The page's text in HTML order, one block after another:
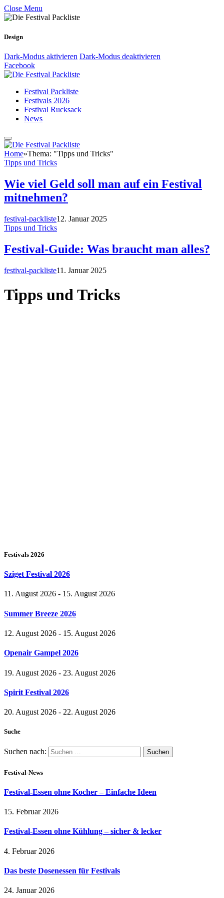
Close Menu
Design
Dark-Modus aktivieren Dark-Modus deaktivieren
Facebook
Festival Packliste
Festivals 2026
Festival Rucksack
News
Home»Thema: "Tipps und Tricks"
Tipps und Tricks
Wie viel Geld soll man auf ein Festival
mitnehmen?
festival-packliste12. Januar 2025
Tipps und Tricks
Festival-Guide: Was braucht man alles?
festival-packliste11. Januar 2025
Tipps und Tricks
Festivals 2026
Sziget Festival 2026
11. August 2026 - 15. August 2026
Summer Breeze 2026
12. August 2026 - 15. August 2026
Openair Gampel 2026
19. August 2026 - 23. August 2026
Spirit Festival 2026
20. August 2026 - 22. August 2026
Suche
Suchen nach:
Festival-News
Festival-Essen ohne Kocher – Einfache Ideen
15. Februar 2026
Festival-Essen ohne Kühlung – sicher & lecker
4. Februar 2026
Das beste Dosenessen für Festivals
24. Januar 2026